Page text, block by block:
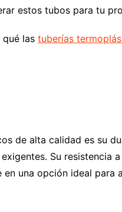
estos tubos para tu
las tuberías
de alta calidad es su
Su resistencia
una opción ideal para